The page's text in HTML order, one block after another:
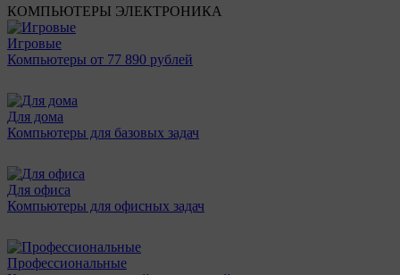
КОМПЬЮТЕРЫ ЭЛЕКТРОНИКА
Игровые
Компьютеры от 77 890 рублей
Для дома
Компьютеры для базовых задач
Для офиса
Компьютеры для офисных задач
Профессиональные